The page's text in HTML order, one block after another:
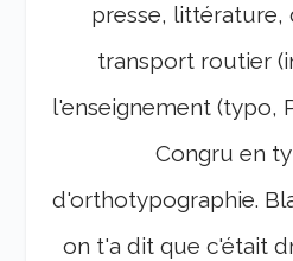
presse, littérature,
transport routier
l'enseignement (typo,
Congru en
d'orthotypographie.
on t'a dit que c'était